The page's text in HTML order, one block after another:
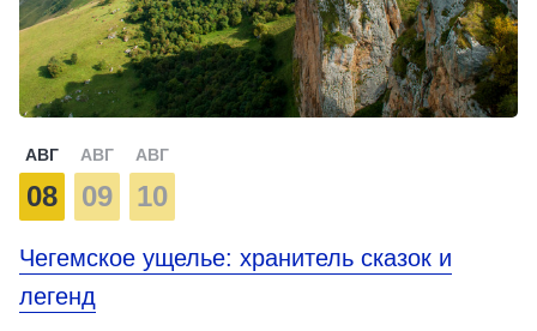
АВГ
08
АВГ
09
АВГ
10
Чегемское ущелье: хранитель сказок и
легенд